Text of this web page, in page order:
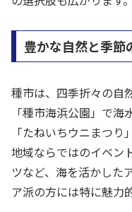
豊かな自然と季節
種市は、四季折々の自
「種市海浜公園」で
「たねいちウニまつり
地域ならではのイベン
ツなど、海を活かした
ア派の方には特に魅力